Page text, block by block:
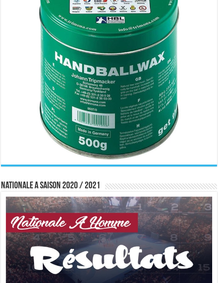
Nationale A saison 2020 / 2021